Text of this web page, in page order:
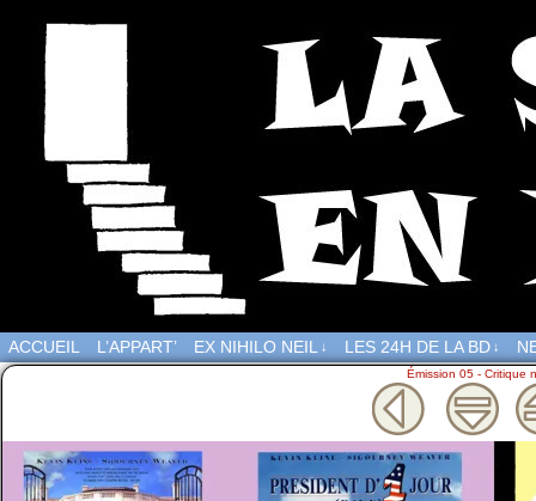
ACCUEIL L’APPART’ EX NIHILO NEIL ↓ LES 24H DE LA BD ↓
Émission 05 - Critique